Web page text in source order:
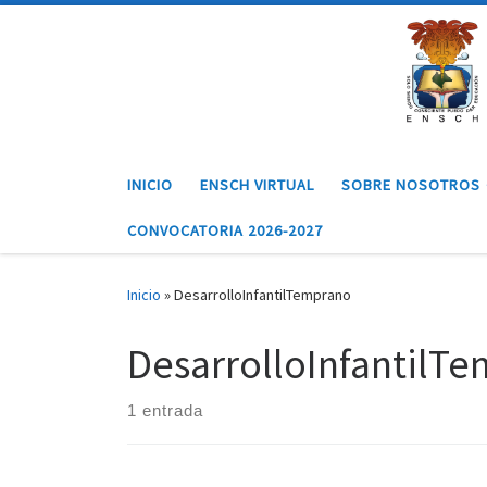
INICIO ENSCH VIRTUAL SOBRE NOSOTROS
CONVOCATORIA 2026-2027
Inicio »DesarrolloInfantilTemprano
1 entrada